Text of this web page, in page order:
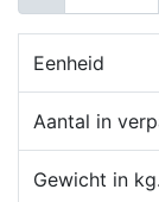
Eenheid
Aantal in
Gewicht in kg.